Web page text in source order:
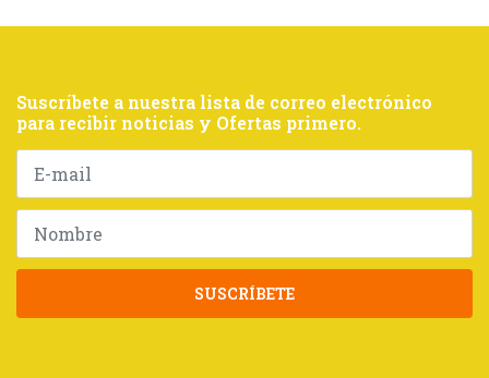
Suscríbete a nuestra lista de correo electrónico
para recibir noticias y Ofertas primero.
SUSCRÍBETE